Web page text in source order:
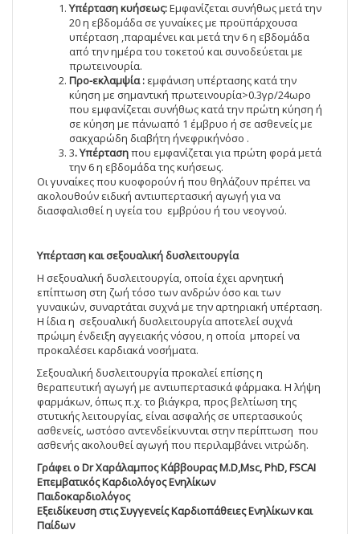
Υπέρταση κυήσεως:Εμφανίζεται συνήθως μετά την
20 η εβδομάδα σε γυναίκες με προϋπάρχουσα
υπέρταση ,παραμένει και μετά την 6 η εβδομάδα
από την ημέρα του τοκετού και συνοδεύεται με
πρωτεινουρία.
Προ-εκλαμψία : εμφάνιση υπέρτασης κατά την
κύηση με σημαντική πρωτεινουρία>0.3γρ/24ωρο
που εμφανίζεται συνήθως κατά την πρώτη κύηση ή
σε κύηση με πάνωαπό 1 έμβρυο ή σε ασθενείς με
σακχαρώδη διαβήτη ήνεφρικήνόσο .
3. Υπέρτασηπου εμφανίζεται για πρώτη φορά μετά
την 6 η εβδομάδα της κυήσεως.
Οι γυναίκες που κυοφορούν ή που θηλάζουν πρέπει να
ακολουθούν ειδική αντιυπερτασική αγωγή για να
διασφαλισθεί η υγεία του εμβρύου ή του νεογνού.
Υπέρταση και σεξουαλική δυσλειτουργία
Η σεξουαλική δυσλειτουργία, οποία έχει αρνητική
επίπτωση στη ζωή τόσο των ανδρών όσο και των
γυναικών, συναρτάται συχνά με την αρτηριακή υπέρταση.
Η ίδια η σεξουαλική δυσλειτουργία αποτελεί συχνά
πρώιμη ένδειξη αγγειακής νόσου, η οποία μπορεί να
προκαλέσει καρδιακά νοσήματα.
Σεξουαλική δυσλειτουργία προκαλεί επίσης η
θεραπευτική αγωγή με αντιυπερτασικά φάρμακα. Η λήψη
φαρμάκων, όπως π.χ. το βιάγκρα, προς βελτίωση της
στυτικής λειτουργίας, είναι ασφαλής σε υπερτασικούς
ασθενείς, ωστόσο αντενδείκνυνται στην περίπτωση που
ασθενής ακολουθεί αγωγή που περιλαμβάνει νιτρώδη.
Γράφει οDrΧαράλαμπος ΚάββουραςM.D,Msc,PhD,FSCAI
Επεμβατικός Καρδιολόγος Ενηλίκων
Παιδοκαρδιολόγος
Εξειδίκευση στις Συγγενείς Καρδιοπάθειες Ενηλίκων και
Παίδων